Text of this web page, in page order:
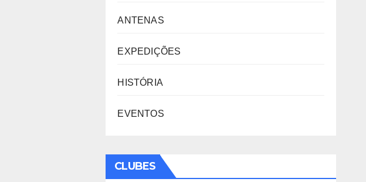
ANTENAS
EXPEDIÇÕES
HISTÓRIA
EVENTOS
CLUBES